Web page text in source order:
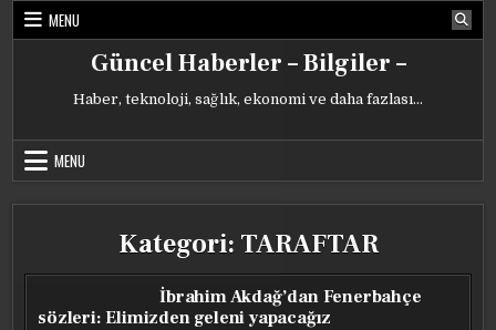
Skip
MENU
Güncel Haberler – Bilgiler –
Haber, teknoloji, sağlık, ekonomi ve daha fazlası…
MENU
Kategori: TARAFTAR
İbrahim Akdağ’dan Fenerbahçe
sözleri: Elimizden geleni yapacağız